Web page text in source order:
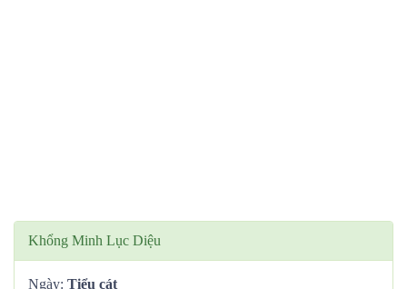
Khổng Minh Lục Diệu
Ngày: Tiểu cát